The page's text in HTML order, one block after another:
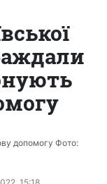
допомогу Фото: